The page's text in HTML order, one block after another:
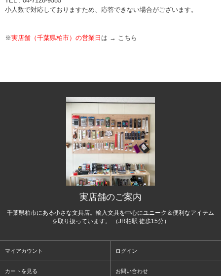
小人数で対応しておりますため、応答できない場合がございます。
※実店舗（千葉県柏市）の営業日 は → こちら
実店舗のご案内
千葉県柏市にある小さな文具店。輸入文具を中心にユニーク＆便利なアイテム
を取り扱っています。 （JR柏駅 徒歩15分）
マイアカウント ログイン
カートを見る お問い合わせ